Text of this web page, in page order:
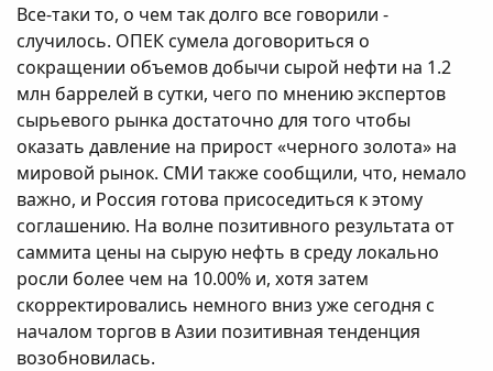
Все-таки то, о чем так долго все говорили -
случилось. ОПЕК сумела договориться о
сокращении объемов добычи сырой нефти на 1.2
млн баррелей в сутки, чего по мнению экспертов
сырьевого рынка достаточно для того чтобы
оказать давление на прирост «черного золота» на
мировой рынок. СМИ также сообщили, что, немало
важно, и Россия готова присоседиться к этому
соглашению. На волне позитивного результата от
саммита цены на сырую нефть в среду локально
росли более чем на 10.00% и, хотя затем
скорректировались немного вниз уже сегодня с
началом торгов в Азии позитивная тенденция
возобновилась.